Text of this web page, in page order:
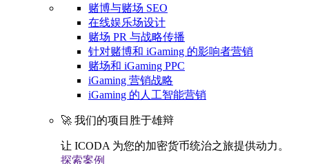
赌博与赌场 SEO
在线娱乐场设计
赌场 PR 与战略传播
针对赌博和 iGaming 的影响者营销
赌场和 iGaming PPC
iGaming 营销战略
iGaming 的人工智能营销
🚀 我们的项目胜于雄辩
让 ICODA 为您的加密货币统治之旅提供动力。
探索案例